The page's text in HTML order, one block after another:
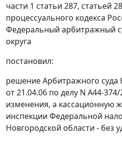
части 1 статьи 287, статьей
процессуального кодекса
Федеральный арбитражный
округа
постановил:
решение Арбитражного суда
от 21.04.06 по делу N А44-
изменения, а кассационную
инспекции Федеральной
Новгородской области - без